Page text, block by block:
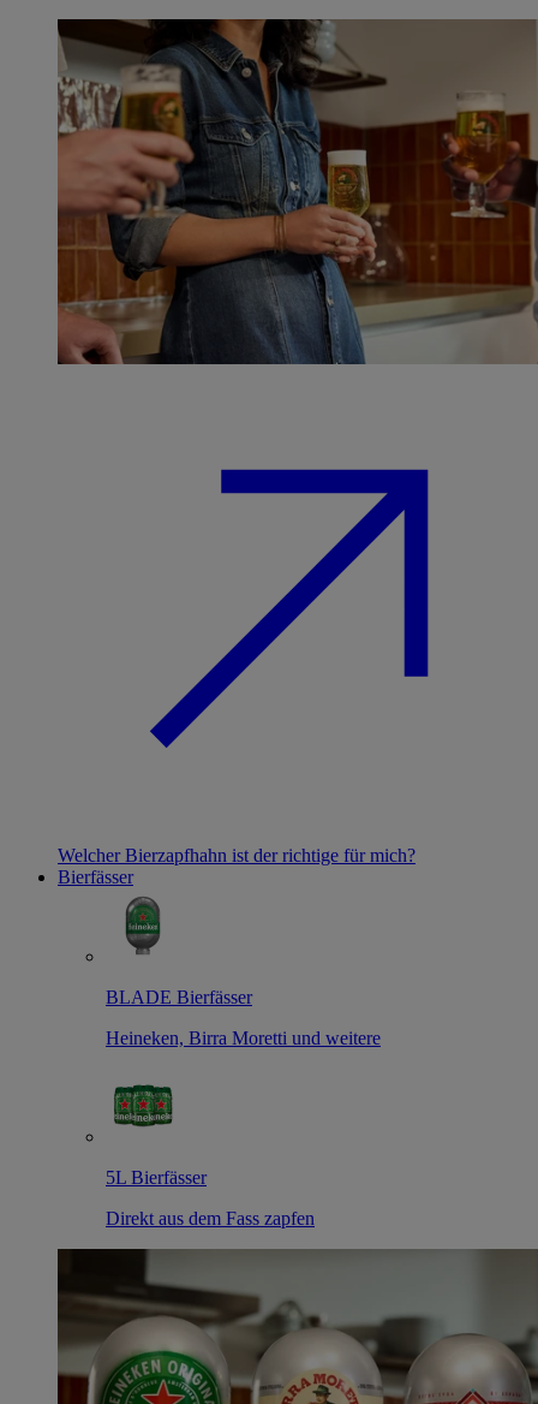
Welcher Bierzapfhahn ist der richtige für mich?
Bierfässer
BLADE Bierfässer
Heineken, Birra Moretti und weitere
5L Bierfässer
Direkt aus dem Fass zapfen